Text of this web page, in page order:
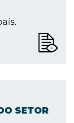
SETOR